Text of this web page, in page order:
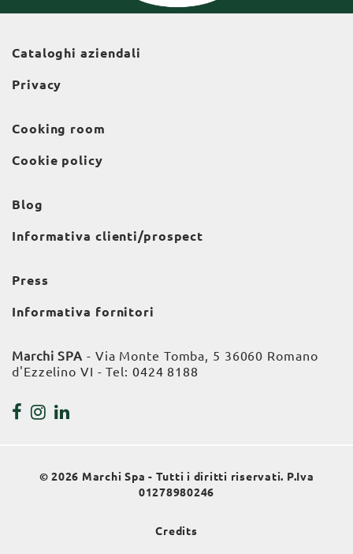
Cataloghi aziendali
Privacy
Cooking room
Cookie policy
Blog
Informativa clienti/prospect
Press
Informativa fornitori
Marchi SPA - Via Monte Tomba, 5 36060 Romano
d'Ezzelino VI - Tel: 0424 8188
© 2026 Marchi Spa - Tutti i diritti riservati. P.Iva
01278980246
Credits